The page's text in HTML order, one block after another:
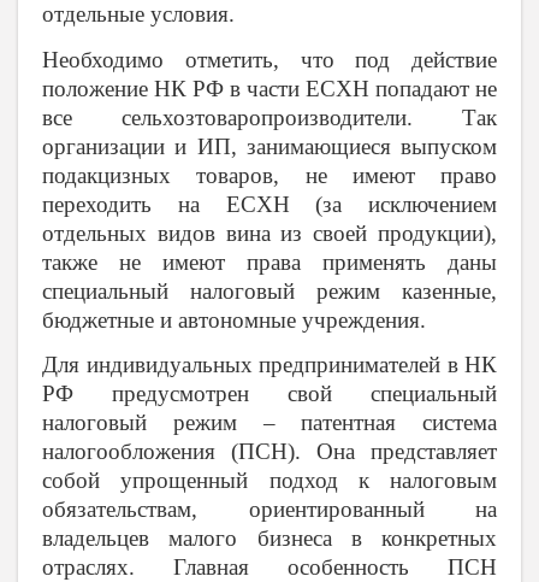
отдельные условия.
Необходимо отметить, что под действие
положение НК РФ в части ЕСХН попадают не
все сельхозтоваропроизводители. Так
организации и ИП, занимающиеся выпуском
подакцизных товаров, не имеют право
переходить на ЕСХН (за исключением
отдельных видов вина из своей продукции),
также не имеют права применять даны
специальный налоговый режим казенные,
бюджетные и автономные учреждения.
Для индивидуальных предпринимателей в НК
РФ предусмотрен свой специальный
налоговый режим – патентная система
налогообложения (ПСН). Она представляет
собой упрощенный подход к налоговым
обязательствам, ориентированный на
владельцев малого бизнеса в конкретных
отраслях. Главная особенность ПСН